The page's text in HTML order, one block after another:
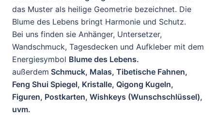
das Muster als heilige Geometrie bezeichnet. Die
Blume des Lebens bringt Harmonie und Schutz.
Bei uns finden sie Anhänger, Untersetzer,
Wandschmuck, Tagesdecken und Aufkleber mit dem
Energiesymbol Blume des Lebens.
außerdem Schmuck, Malas, Tibetische Fahnen,
Feng Shui Spiegel, Kristalle, Qigong Kugeln,
Figuren, Postkarten, Wishkeys (Wunschschlüssel),
uvm.